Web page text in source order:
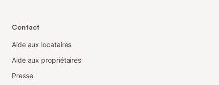
Contact
Aide aux locataires
Aide aux propriétaires
Presse